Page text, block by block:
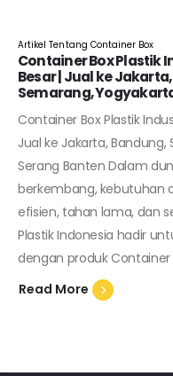
Artikel Tentang Container Box
Container Box Plastik
Besar | Jual ke
Semarang,
Container Box Plastik
Jual ke Jakarta,
Serang Banten Dalam
berkembang, kebutuhan
efisien, tahan lama, dan
Plastik Indonesia hadir
dengan produk Container
Read More